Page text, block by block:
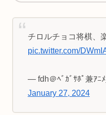
チロルチョコ将棋、
pic.twitter.com/
— fdh＠ﾍﾞｶﾞｻﾎﾟ兼ｱﾆ
January 27, 2024